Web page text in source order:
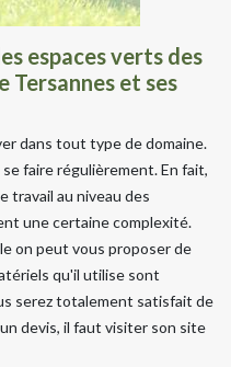
espaces verts des
Tersannes et ses
dans tout type de domaine.
faire régulièrement. En fait,
travail au niveau des
une certaine complexité.
on peut vous proposer de
qu'il utilise sont
serez totalement satisfait de
devis, il faut visiter son site